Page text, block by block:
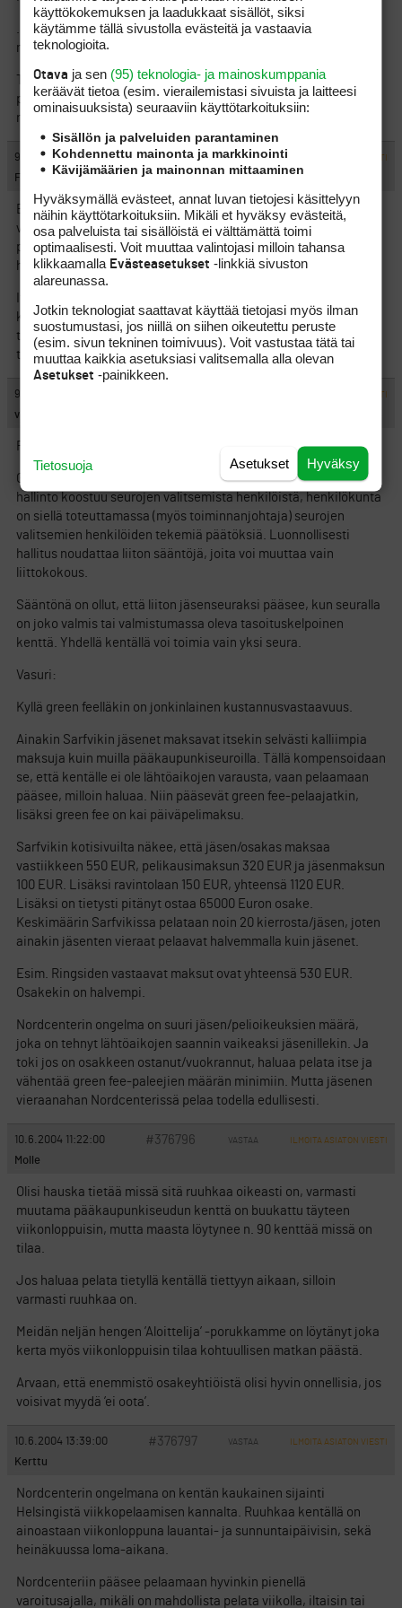
… ja rakentaa uusia reikiä kaukojäsentensä maksuilla. Joten ei
ne rahat hukkaan mene
Tämmönen pointti eipäs juupas ketjuun. Siellä muutes näyttää
paistavan aurinko. Ei kun vaan kaikki innolla kenttiä
ruuhkauttamaan
9.6.2004 19:34:00 #376794 VASTAA ILMOITA ASIATON VIESTI
Fubar
Eiköhän Golfliitossa voitaisi päättää, ettei oteta uusia jäseniä
vähään aikaan. Saataisiin sitten pian kentille tilaa luonnollisen
poistuman kautta. Sen verran tuskaiseksi alkaa mennä tämä
harrastaminen.
kukaan kysele vihreitä kortteja, jäsenkortteja taikka
tasoituksia. Ja myyvät pirulauta vielä kaljaa kärryjen
takapakseista, keskellä kenttää.
9.6.2004 20:24:00 ILMOITA ASIATON VIESTI
vieras
Fubar:
Golfliitossa ei ole henkilöjäseniä, jäseniä ovat seurat. Golfliiton
hallinto koostuu seurojen valitsemista henkilöistä, henkilökunta
on siellä toteuttamassa (myös toiminnanjohtaja) seurojen
valitsemien henkilöiden tekemiä päätöksiä. Luonnollisesti
hallitus noudattaa liiton sääntöjä, joita voi muuttaa vain
liittokokous.
Sääntönä on ollut, että liiton jäsenseuraksi pääsee, kun seuralla
on joko valmis tai valmistumassa oleva tasoituskelpoinen
kenttä. Yhdellä kentällä voi toimia vain yksi seura.
Vasuri:
Kyllä green feelläkin on jonkinlainen kustannusvastaavuus.
Ainakin Sarfvikin jäsenet maksavat itsekin selvästi kalliimpia
maksuja kuin muilla pääkaupunkiseuroilla. Tällä kompensoidaan
se, että kentälle ei ole lähtöaikojen varausta, vaan pelaamaan
pääsee, milloin haluaa. Niin pääsevät green fee-pelaajatkin,
lisäksi green fee on kai päiväpelimaksu.
Sarfvikin kotisivuilta näkee, että jäsen/osakas maksaa
vastiikkeen 550 EUR, pelikausimaksun 320 EUR ja jäsenmaksun
100 EUR. Lisäksi ravintolaan 150 EUR, yhteensä 1120 EUR.
Lisäksi on tietysti pitänyt ostaa 65000 Euron osake.
Keskimäärin Sarfvikissa pelataan noin 20 kierrosta/jäsen, joten
ainakin jäsenten vieraat pelaavat halvemmalla kuin jäsenet.
Esim. Ringsiden vastaavat maksut ovat yhteensä 530 EUR.
Osakekin on halvempi.
Nordcenterin ongelma on suuri jäsen/pelioikeuksien määrä,
joka on tehnyt lähtöaikojen saannin vaikeaksi jäsenillekin. Ja
toki jos on osakkeen ostanut/vuokrannut, haluaa pelata itse ja
vähentää green fee-paleejien määrän minimiin. Mutta jäsenen
vieraanahan Nordcenterissä pelaa todella edullisesti.
10.6.2004 11:22:00 #376796 VASTAA ILMOITA ASIATON VIESTI
Molle
Olisi hauska tietää missä sitä ruuhkaa oikeasti on, varmasti
muutama pääkaupunkiseudun kenttä on buukattu täyteen
viikonloppuisin, mutta maasta löytynee n. 90 kenttää missä on
tilaa.
Jos haluaa pelata tietyllä kentällä tiettyyn aikaan, silloin
varmasti ruuhkaa on.
Meidän neljän hengen ’Aloittelija’ -porukkamme on löytänyt joka
kerta myös viikonloppuisin tilaa kohtuullisen matkan päästä.
Arvaan, että enemmistö osakeyhtiöistä olisi hyvin onnellisia, jos
voisivat myydä ’ei oota’.
10.6.2004 13:39:00 #376797 VASTAA ILMOITA ASIATON VIESTI
Kerttu
Nordcenterin ongelmana on kentän kaukainen sijainti
Helsingistä viikkopelaamisen kannalta. Ruuhkaa kentällä on
ainoastaan viikonloppuna lauantai- ja sunnuntaipäivisin, sekä
heinäkuussa loma-aikana.
Nordcenteriin pääsee pelaamaan hyvinkin pienellä
varoitusajalla, mikäli on mahdollista pelata viikolla, iltaisin tai
käyttökokemuksen ja laadukkaat sisällöt, siksi
käytämme tällä sivustolla evästeitä ja vastaavia
teknologioita.
Otava ja sen (95) teknologia- ja mainoskumppania
keräävät tietoa (esim. vierailemis­tasi sivuista ja laitteesi
ominaisuuk­sista) seuraaviin käyttötarkoituksiin:
Sisällön ja palveluiden parantaminen
Kohdennettu mainonta ja markkinointi
Kävijämäärien ja mainonnan mittaaminen
Hyväksymällä evästeet, annat luvan tietojesi käsittelyyn
näihin käyttötarkoituksiin. Mikäli et hyväksy evästeitä,
osa palveluista tai sisällöistä ei välttämättä toimi
optimaalisesti. Voit muuttaa valintojasi milloin tahansa
klikkaamalla Evästeasetukset -linkkiä sivuston
alareunassa.
Jotkin teknologiat saattavat käyttää tietojasi myös ilman
suostumustasi, jos niillä on siihen oikeutettu peruste
(esim. sivun tekninen toimivuus). Voit vastustaa tätä tai
muuttaa kaikkia asetuksiasi valitsemalla alla olevan
Asetukset -painikkeen.
Hyväksy
Asetukset
Tietosuoja